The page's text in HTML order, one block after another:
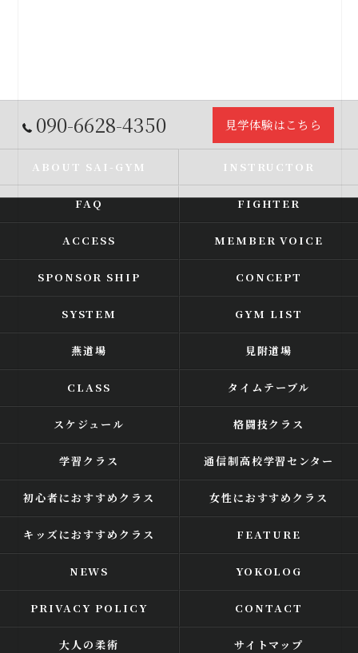
090-6628-4350 見学体験はこちら
ABOUT SAI-GYM INSTRUCTOR
FAQ FIGHTER
ACCESS MEMBER VOICE
SPONSOR SHIP CONCEPT
SYSTEM GYM LIST
燕道場 見附道場
CLASS タイムテーブル
スケジュール 格闘技クラス
学習クラス 通信制高校学習センター
初心者におすすめクラス 女性におすすめクラス
キッズにおすすめクラス FEATURE
NEWS YOKOLOG
PRIVACY POLICY CONTACT
大人の柔術 サイトマップ